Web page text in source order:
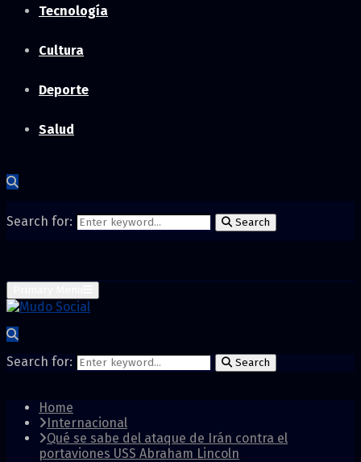
Tecnología
Cultura
Deporte
Salud
Search for: Search
Search for: Search
Home
Internacional
Qué se sabe del ataque de Irán contra el
portaviones USS Abraham Lincoln